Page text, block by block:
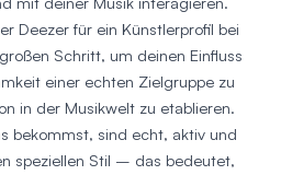
Deezer für ein Künstlerprofil bei
Schritt, um deinen Einfluss
einer echten Zielgruppe zu
in der Musikwelt zu etablieren.
bekommst, sind echt, aktiv und
speziellen Stil – das bedeutet,